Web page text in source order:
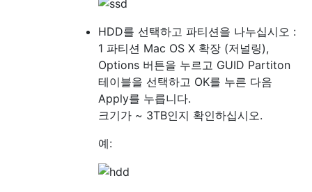
HDD를 선택하고 파티션을 나누십시오 :
1 파티션 Mac OS X 확장 (저널링),
Options 버튼을 누르고 GUID Partiton
테이블을 선택하고 OK를 누른 다음
Apply를 누릅니다.
크기가 ~ 3TB인지 확인하십시오.
예: